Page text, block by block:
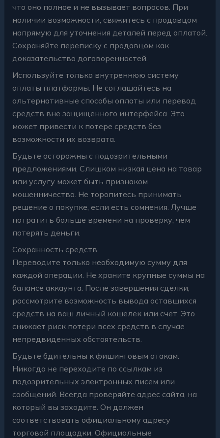
что оно полное и не вызывает вопросов. При
наличии возможности, свяжитесь с продавцом
напрямую для уточнения деталей перед оплатой.
Сохраняйте переписку с продавцом как
доказательство договоренностей.
Используйте только внутреннюю систему
оплаты платформы. Не соглашайтесь на
альтернативные способы оплаты или перевод
средств вне защищенного интерфейса. Это
может привести к потере средств без
возможности их возврата.
Будьте осторожны с подозрительными
предложениями. Слишком низкая цена на товар
или услугу может быть признаком
мошенничества. Не торопитесь принимать
решение о покупке, если есть сомнения. Лучше
потратить больше времени на проверку, чем
потерять деньги.
Сохранность средств
Переводите только необходимую сумму для
каждой операции. Не храните крупные суммы на
балансе аккаунта. После завершения сделки,
рассмотрите возможность вывода оставшихся
средств на ваш личный кошелек или счет. Это
снижает риск потери всех средств в случае
непредвиденных обстоятельств.
Будьте бдительны к фишинговым атакам.
Никогда не переходите по ссылкам из
подозрительных электронных писем или
сообщений. Всегда проверяйте адрес сайта, на
который вы заходите. Он должен
соответствовать официальному адресу
торговой площадки. Официальные